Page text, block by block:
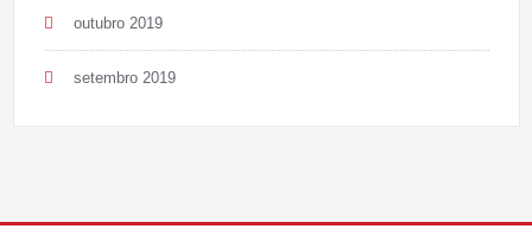
outubro 2019
setembro 2019